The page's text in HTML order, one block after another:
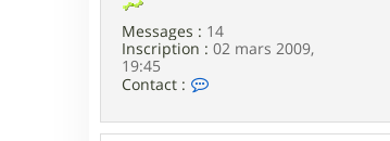
d
_
f
Messages : 14
Inscription : 02 mars 2009,
19:45
Contact :
t